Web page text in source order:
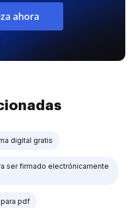
ahora
digital gratis
ser firmado electrónicamente
pdf